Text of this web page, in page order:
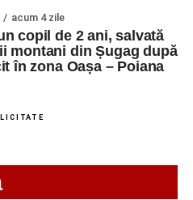
acum 4 zile
copil de 2 ani, salvată
montani din Șugag după
în zona Oașa – Poiana